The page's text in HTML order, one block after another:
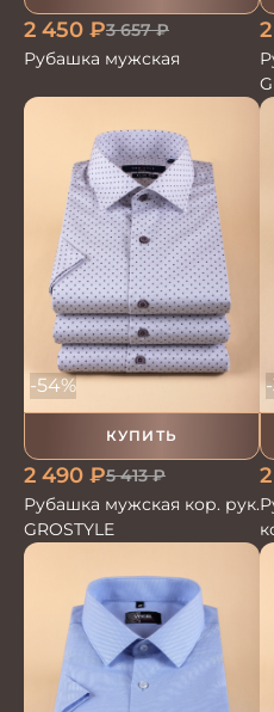
2 450 ₽3 657₽
Рубашка мужская
КУПИТЬ
-54%
2 490 ₽5 413₽
Рубашка мужская кор. рук.
GROSTYLE